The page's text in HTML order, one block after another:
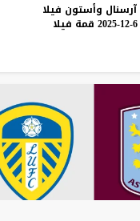
آرسنال وأستون فيلا
6-12-2025 قمة فيلا